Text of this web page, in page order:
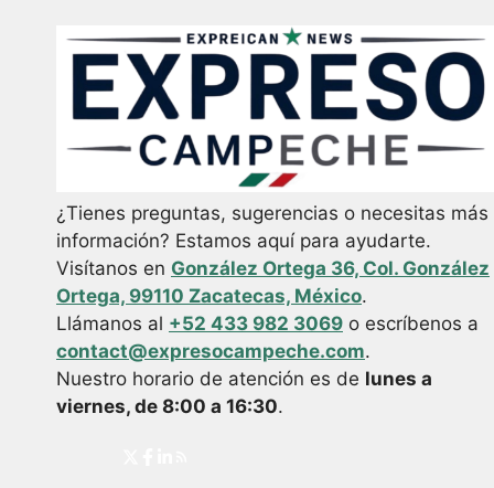
¿Tienes preguntas, sugerencias o necesitas más
información? Estamos aquí para ayudarte.
Visítanos en González Ortega 36, Col. González
Ortega, 99110 Zacatecas, México.
Llámanos al +52 433 982 3069 o escríbenos a
contact@expresocampeche.com.
Nuestro horario de atención es de lunes a
viernes, de 8:00 a 16:30.